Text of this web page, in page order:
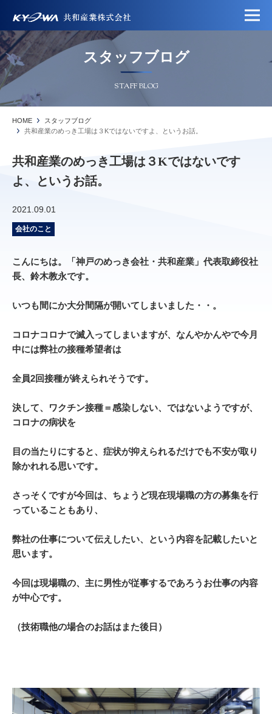
スタッフブログ
STAFF BLOG
HOME
スタッフブログ
共和産業のめっき工場は３Kではないですよ、というお話。
共和産業のめっき工場は３Kではないです
よ、というお話。
2021.09.01
会社のこと
こんにちは。「神戸のめっき会社・共和産業」代表取締役社
長、鈴木教永です。
いつも間にか大分間隔が開いてしまいました・・。
コロナコロナで滅入ってしまいますが、なんやかんやで今月
中には弊社の接種希望者は
全員2回接種が終えられそうです。
決して、ワクチン接種＝感染しない、ではないようですが、
コロナの病状を
目の当たりにすると、 症状が抑えられるだけでも不安が取り
除かれれる思いです。
さっそくですが今回は、ちょうど現在現場職の方の募集を行
っていることもあり、
弊社の仕事について伝えしたい、
という内容を記載したいと
思います。
今回は現場職の、主に男性が従事するであろうお仕事の内容
が中心です。
（技術職他の場合のお話はまた後日）